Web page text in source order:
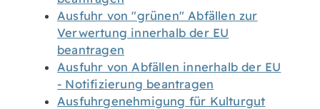
Ausfuhr von "grünen" Abfällen zur
Verwertung innerhalb der EU
beantragen
Ausfuhr von Abfällen innerhalb der EU
- Notifizierung beantragen
Ausfuhrgenehmigung für Kulturgut